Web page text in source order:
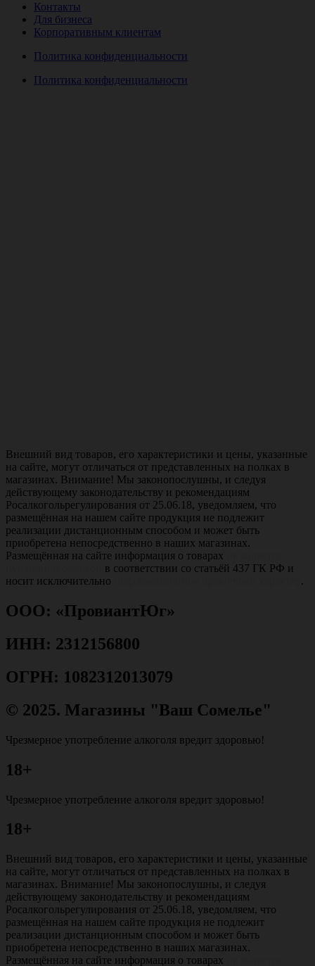
Контакты
Для бизнеса
Корпоративным клиентам
Политика конфиденциальности
Политика конфиденциальности
Внешний вид товаров, его характеристики и цены, указанные
на сайте, могут отличаться от представленных на полках в
магазинах. Внимание! Мы законопослушны, и следуя
действующему законодательству и рекомендациям
Росалкогольрегулирования от 25.06.18, уведомляем, что
размещённая на нашем сайте продукция не подлежит
реализации дистанционным способом и может быть
приобретена непосредственно в наших магазинах.
Размещённая на сайте информация о товарах
в соответствии со статьёй 437 ГК РФ и
носит исключительно
.
ООО: «ПровиантЮг»
ИНН: 2312156800
ОГРН: 1082312013079
© 2025. Магазины "Ваш Сомелье"
Чрезмерное употребление алкоголя вредит здоровью!
18+
Чрезмерное употребление алкоголя вредит здоровью!
18+
Внешний вид товаров, его характеристики и цены, указанные
на сайте, могут отличаться от представленных на полках в
магазинах. Внимание! Мы законопослушны, и следуя
действующему законодательству и рекомендациям
Росалкогольрегулирования от 25.06.18, уведомляем, что
размещённая на нашем сайте продукция не подлежит
реализации дистанционным способом и может быть
приобретена непосредственно в наших магазинах.
Размещённая на сайте информация о товарах